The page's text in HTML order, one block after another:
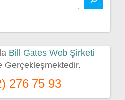
Bill Gates Web Şirketi
Gerçekleşmektedir.
276 75 93